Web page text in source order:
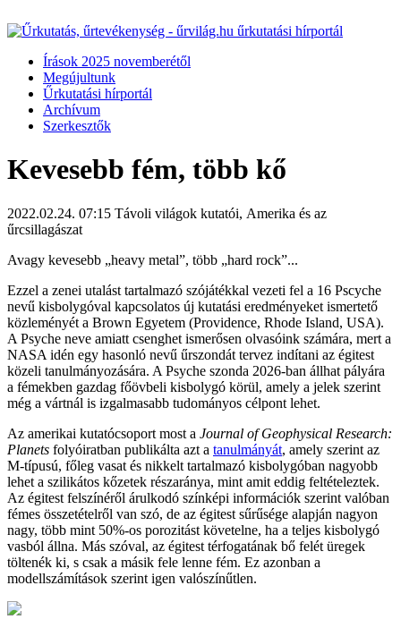
Írások 2025 novemberétől
Megújultunk
Űrkutatási hírportál
Archívum
Szerkesztők
Kevesebb fém, több kő
2022.02.24. 07:15 Távoli világok kutatói, Amerika és az
űrcsillagászat
Avagy kevesebb „heavy metal”, több „hard rock”...
Ezzel a zenei utalást tartalmazó szójátékkal vezeti fel a 16 Pscyche
nevű kisbolygóval kapcsolatos új kutatási eredményeket ismertető
közleményét a Brown Egyetem (Providence, Rhode Island, USA).
A Psyche neve amiatt csenghet ismerősen olvasóink számára, mert a
NASA idén egy hasonló nevű űrszondát tervez indítani az égitest
közeli tanulmányozására. A Psyche szonda 2026-ban állhat pályára
a fémekben gazdag főövbeli kisbolygó körül, amely a jelek szerint
még a vártnál is izgalmasabb tudományos célpont lehet.
Az amerikai kutatócsoport most a Journal of Geophysical Research:
Planets folyóiratban publikálta azt a tanulmányát, amely szerint az
M-típusú, főleg vasat és nikkelt tartalmazó kisbolygóban nagyobb
lehet a szilikátos kőzetek részaránya, mint amit eddig feltételeztek.
Az égitest felszínéről árulkodó színképi információk szerint valóban
fémes összetételről van szó, de az égitest sűrűsége alapján nagyon
nagy, több mint 50%-os porozitást követelne, ha a teljes kisbolygó
vasból állna. Más szóval, az égitest térfogatának bő felét üregek
töltenék ki, s csak a másik fele lenne fém. Ez azonban a
modellszámítások szerint igen valószínűtlen.